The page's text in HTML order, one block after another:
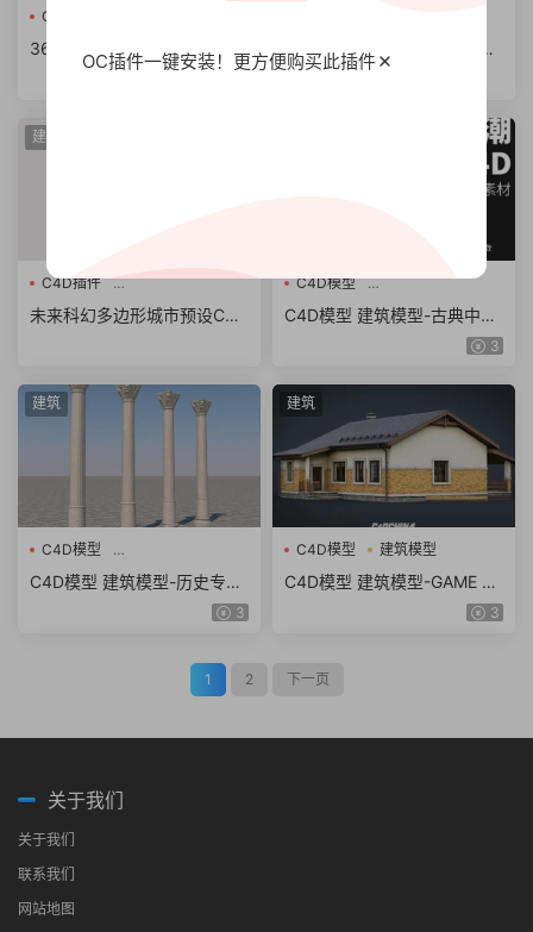
C4D模型
368款C4D电商场景模型包含
字体大促场景低面几何字母工
3D C4D古风建筑模型石狮龙
斗篷石头酒壶木屐蟾蜍 obj z
建筑
C4D插件
未来科幻多边形城市预设
未来科幻多边形城市预设C4D
C4D模型
古典中式风建筑戏曲文化国潮
场景
C4D模型 建筑模型-古典中式
风建筑戏曲文化国潮场景C4D
3
建筑
C4D模型
建筑模型-历史专栏3D模型
C4D模型 建筑模型-历史专栏
3D模型 C4D模型 含贴图 含3
建筑
C4D模型 建筑模型
C4D模型 建筑模型-GAME RE
ADY COTTAGE C4D模型 含3
1 2 下一页
关于我们
关于我们
联系我们
网站地图
OC插件一键安装！更方便购买此插件